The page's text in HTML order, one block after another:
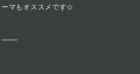
ーマもオススメです☆